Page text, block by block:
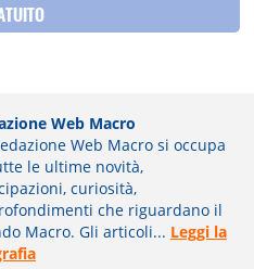
Web Macro
Web Macro si occupa
le ultime novità,
curiosità,
che riguardano il
Macro. Gli articoli... Leggi la